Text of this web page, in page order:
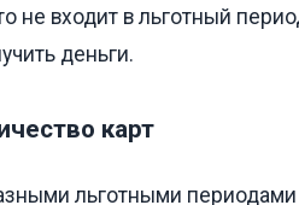
не входит в льготный
деньги.
карт
льготными